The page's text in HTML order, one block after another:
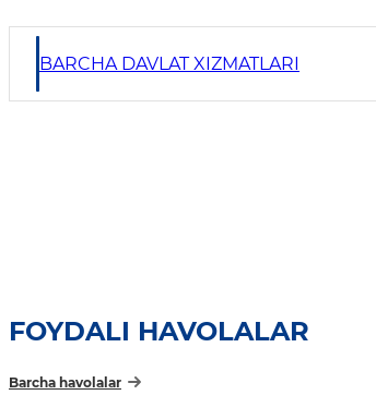
BARCHA DAVLAT XIZMATLARI
FOYDALI HAVOLALAR
Barcha havolalar